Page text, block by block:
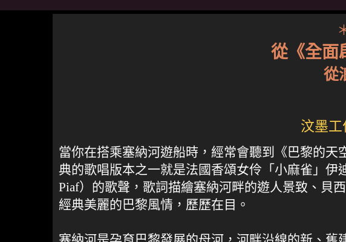
從《全面
從
汶墨
當你在搭乘塞納河遊船時，經常會聽到《巴黎的天
典的歌唱版本之一就是法國香頌女伶「小麻雀」伊
Piaf）的歌聲，歌詞描繪塞納河畔的遊人景致、貝
經典美麗的巴黎風情，歷歷在目。